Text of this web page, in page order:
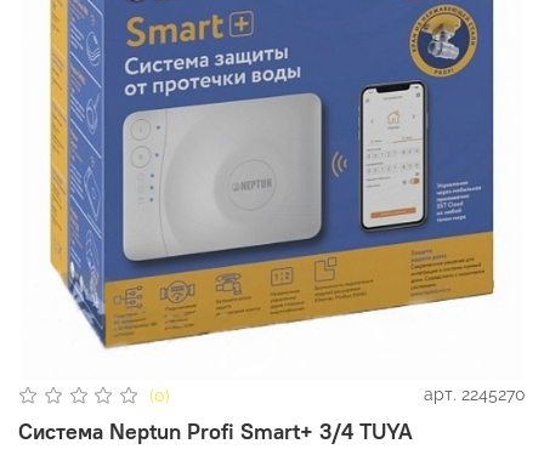
(0) арт. 2245270
Система Neptun Profi Smart+ 3/4 TUYA